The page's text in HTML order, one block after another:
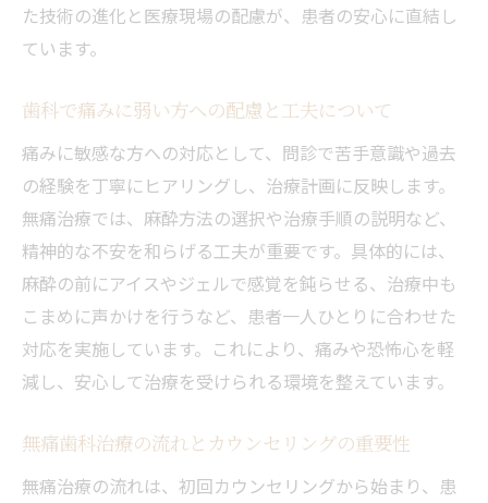
痛みに弱い方に適した歯科無痛治療の選び
点
新しい無痛治療法で歯医者の不安を解消
歯科の進化した無痛治療法で不安を軽減
歯科の新技術導入で痛みや恐怖をどう減ら
すか
歯科で不安を感じやすい方への無痛治療対
応
歯科で快適に治療を受けるための事前準備
費用や保険適用も安心の無痛歯科とは
た技術の進化と医療現場の配慮が、患者の安心に直結し
ています。
歯科で痛みに弱い方への配慮と工夫について
痛みに敏感な方への対応として、問診で苦手意識や過去
の経験を丁寧にヒアリングし、治療計画に反映します。
無痛治療では、麻酔方法の選択や治療手順の説明など、
精神的な不安を和らげる工夫が重要です。具体的には、
麻酔の前にアイスやジェルで感覚を鈍らせる、治療中も
こまめに声かけを行うなど、患者一人ひとりに合わせた
対応を実施しています。これにより、痛みや恐怖心を軽
減し、安心して治療を受けられる環境を整えています。
無痛歯科治療の流れとカウンセリングの重要性
無痛治療の流れは、初回カウンセリングから始まり、患